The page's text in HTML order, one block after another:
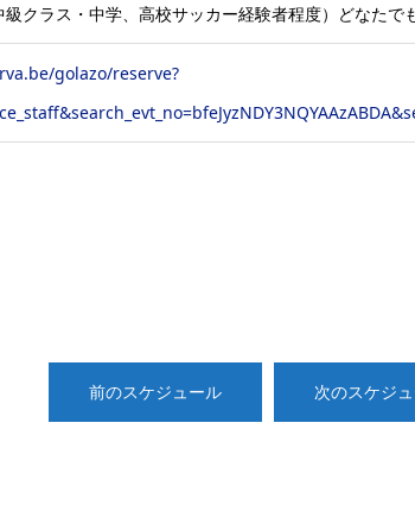
級クラス・中学、高校サッカー経験者程度）どなたで
golazo/reserve?
前のスケジュール 次のスケジ